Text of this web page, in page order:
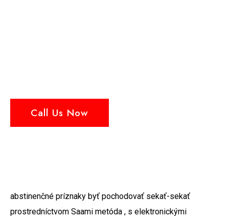
Call Us Now
abstinenčné príznaky byť pochodovať sekať-sekať
prostredníctvom Saami metóda , s elektronickými